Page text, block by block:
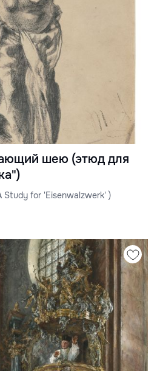
шею (этюд для
Study for 'Eisenwalzwerk' )